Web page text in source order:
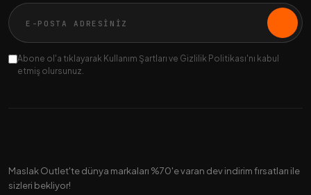
Abone ol'a tıklayarak Kullanım Şartları ve Gizlilik Politikası'nı kabul
etmiş olursunuz.
Maslak Outlet'te dünya markaları %70'e varan dev indirim fırsatları ile
sizleri bekliyor!